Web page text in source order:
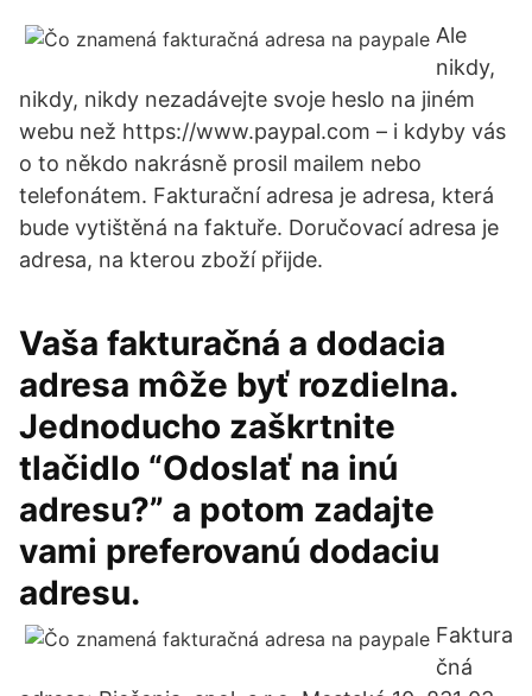
Ale
nikdy,
nikdy, nikdy nezadávejte svoje heslo na jiném
webu než https://www.paypal.com – i kdyby vás
o to někdo nakrásně prosil mailem nebo
telefonátem. Fakturační adresa je adresa, která
bude vytištěná na faktuře. Doručovací adresa je
adresa, na kterou zboží přijde.
Vaša fakturačná a dodacia
adresa môže byť rozdielna.
Jednoducho zaškrtnite
tlačidlo “Odoslať na inú
adresu?” a potom zadajte
vami preferovanú dodaciu
adresu.
Faktura
čná